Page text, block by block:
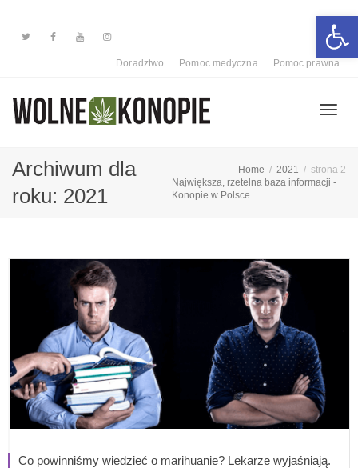
Doradztwo Pomoc medyczna Pomoc prawna
Archiwum dla
roku: 2021
Home 2021
strona 2
Największa, rzetelna baza informacji -
Konopie w Polsce
Co powinniśmy wiedzieć o marihuanie? Lekarze wyjaśniają.